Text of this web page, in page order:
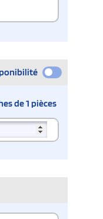
de 1 pièces